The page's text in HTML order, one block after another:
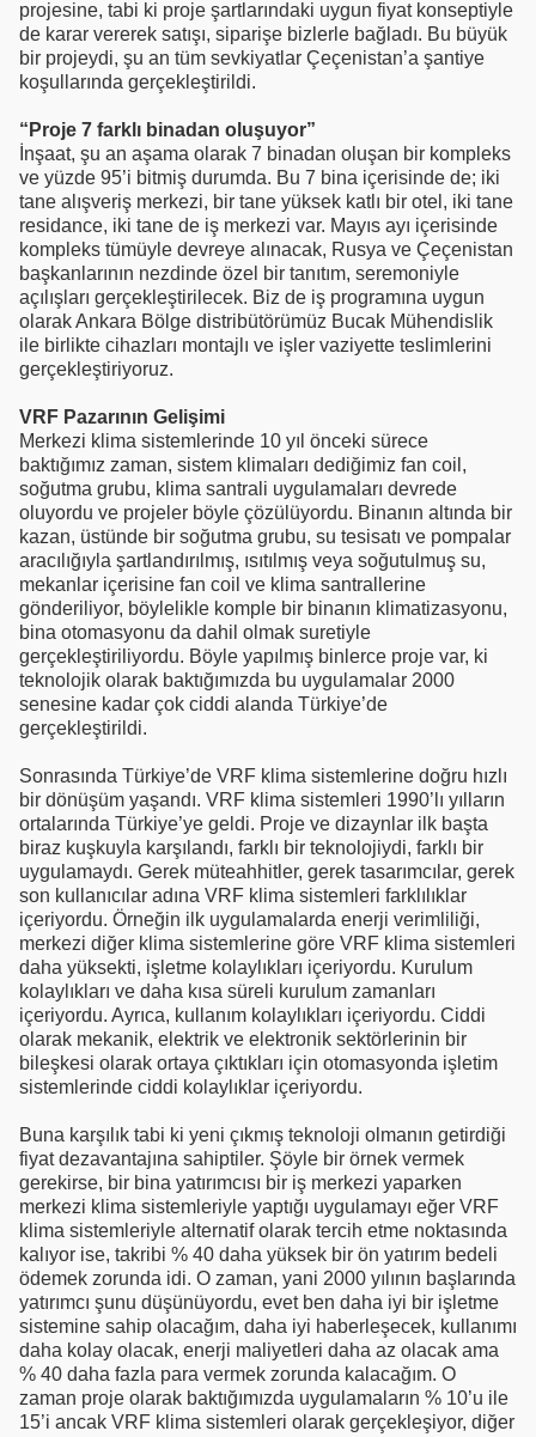
projesine, tabi ki proje şartlarındaki uygun fiyat konseptiyle
de karar vererek satışı, siparişe bizlerle bağladı. Bu büyük
bir projeydi, şu an tüm sevkiyatlar Çeçenistan’a şantiye
koşullarında gerçekleştirildi.
“Proje 7 farklı binadan oluşuyor”
İnşaat, şu an aşama olarak 7 binadan oluşan bir kompleks
ve yüzde 95’i bitmiş durumda. Bu 7 bina içerisinde de; iki
tane alışveriş merkezi, bir tane yüksek katlı bir otel, iki tane
residance, iki tane de iş merkezi var. Mayıs ayı içerisinde
kompleks tümüyle devreye alınacak, Rusya ve Çeçenistan
başkanlarının nezdinde özel bir tanıtım, seremoniyle
açılışları gerçekleştirilecek. Biz de iş programına uygun
olarak Ankara Bölge distribütörümüz Bucak Mühendislik
ile birlikte cihazları montajlı ve işler vaziyette teslimlerini
gerçekleştiriyoruz.
VRF Pazarının Gelişimi
Merkezi klima sistemlerinde 10 yıl önceki sürece
baktığımız zaman, sistem klimaları dediğimiz fan coil,
soğutma grubu, klima santrali uygulamaları devrede
oluyordu ve projeler böyle çözülüyordu. Binanın altında bir
kazan, üstünde bir soğutma grubu, su tesisatı ve pompalar
aracılığıyla şartlandırılmış, ısıtılmış veya soğutulmuş su,
mekanlar içerisine fan coil ve klima santrallerine
gönderiliyor, böylelikle komple bir binanın klimatizasyonu,
bina otomasyonu da dahil olmak suretiyle
gerçekleştiriliyordu. Böyle yapılmış binlerce proje var, ki
teknolojik olarak baktığımızda bu uygulamalar 2000
senesine kadar çok ciddi alanda Türkiye’de
gerçekleştirildi.
Sonrasında Türkiye’de VRF klima sistemlerine doğru hızlı
bir dönüşüm yaşandı. VRF klima sistemleri 1990’lı yılların
ortalarında Türkiye’ye geldi. Proje ve dizaynlar ilk başta
biraz kuşkuyla karşılandı, farklı bir teknolojiydi, farklı bir
uygulamaydı. Gerek müteahhitler, gerek tasarımcılar, gerek
son kullanıcılar adına VRF klima sistemleri farklılıklar
içeriyordu. Örneğin ilk uygulamalarda enerji verimliliği,
merkezi diğer klima sistemlerine göre VRF klima sistemleri
daha yüksekti, işletme kolaylıkları içeriyordu. Kurulum
kolaylıkları ve daha kısa süreli kurulum zamanları
içeriyordu. Ayrıca, kullanım kolaylıkları içeriyordu. Ciddi
olarak mekanik, elektrik ve elektronik sektörlerinin bir
bileşkesi olarak ortaya çıktıkları için otomasyonda işletim
sistemlerinde ciddi kolaylıklar içeriyordu.
Buna karşılık tabi ki yeni çıkmış teknoloji olmanın getirdiği
fiyat dezavantajına sahiptiler. Şöyle bir örnek vermek
gerekirse, bir bina yatırımcısı bir iş merkezi yaparken
merkezi klima sistemleriyle yaptığı uygulamayı eğer VRF
klima sistemleriyle alternatif olarak tercih etme noktasında
kalıyor ise, takribi % 40 daha yüksek bir ön yatırım bedeli
ödemek zorunda idi. O zaman, yani 2000 yılının başlarında
yatırımcı şunu düşünüyordu, evet ben daha iyi bir işletme
sistemine sahip olacağım, daha iyi haberleşecek, kullanımı
daha kolay olacak, enerji maliyetleri daha az olacak ama
% 40 daha fazla para vermek zorunda kalacağım. O
zaman proje olarak baktığımızda uygulamaların % 10’u ile
15’i ancak VRF klima sistemleri olarak gerçekleşiyor, diğer